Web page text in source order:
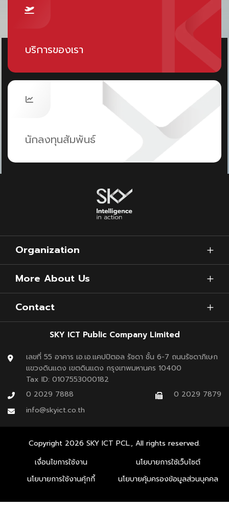
บริการของเรา
นักลงทุนสัมพันธ์
Organization
More About Us
Contact
SKY ICT Public Company Limited
เลขที่ 55 อาคาร เอ.เอ.แคปปิตอล รัชดา ชั้น 6-7 ถนนรัชดาภิเษก
แขวงดินแดง เขตดินแดง กรุงเทพมหานคร 10400
Tax ID: 0107553000182
0 2029 7888
0 2029 7879
info@skyict.co.th
Copyright 2026 SKY ICT PCL., All rights reserved.
เงื่อนไขการใช้งาน
นโยบายการใช้เว็บไซต์
นโยบายการใช้งานคุ้กกี้
นโยบายคุ้มครองข้อมูลส่วนบุคคล